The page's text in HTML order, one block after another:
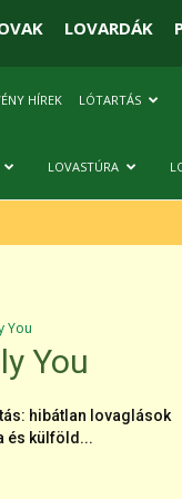
LOVARDÁK
HÍREK LÓTARTÁS
LOVASTÚRA
You
You
hibátlan lovaglások
és külföld...